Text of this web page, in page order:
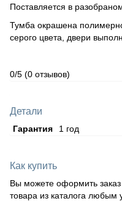
Поставляется в
Тумба окрашена
серого цвета, двери
0/5 (0 отзывов)
Детали
Гарантия 1 год
Как купить
Вы можете оформить заказ
товара из каталога любым